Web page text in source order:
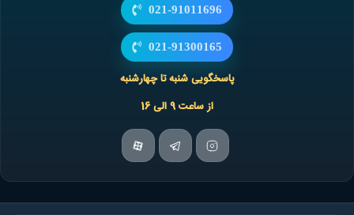
021-91011696
021-91300165
پاسخگویی شنبه تا چهارشنبه
از ساعت 9 الی 16